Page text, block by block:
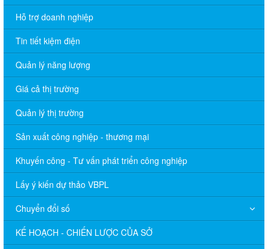
Hỗ trợ doanh nghiệp
Tin tiết kiệm điện
Quản lý năng lượng
Giá cả thị trường
Quản lý thị trường
Sản xuất công nghiệp - thương mại
Khuyến công - Tư vấn phát triển công nghiệp
Lấy ý kiến dự thảo VBPL
Chuyển đổi số
KẾ HOẠCH - CHIẾN LƯỢC CỦA SỞ